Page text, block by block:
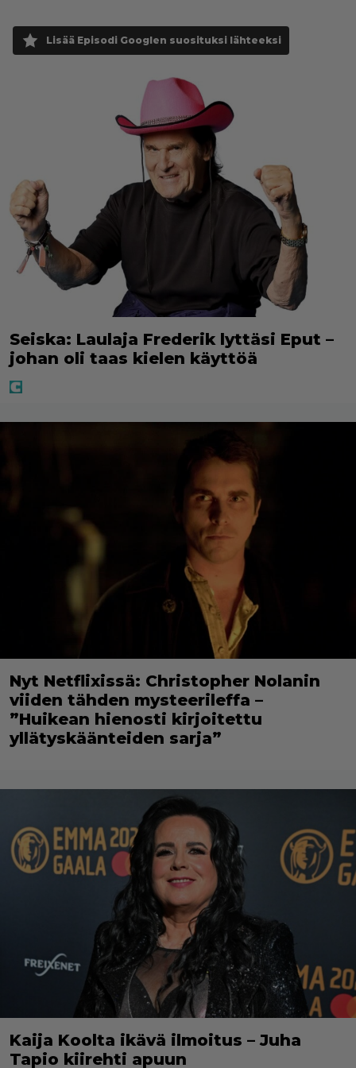
Lisää Episodi Googlen suosituksi lähteeksi
Seiska: Laulaja Frederik lyttäsi Eput –
johan oli taas kielen käyttöä
Nyt Netflixissä: Christopher Nolanin
viiden tähden mysteerileffa –
”Huikean hienosti kirjoitettu
yllätyskäänteiden sarja”
Kaija Koolta ikävä ilmoitus – Juha
Tapio kiirehti apuun